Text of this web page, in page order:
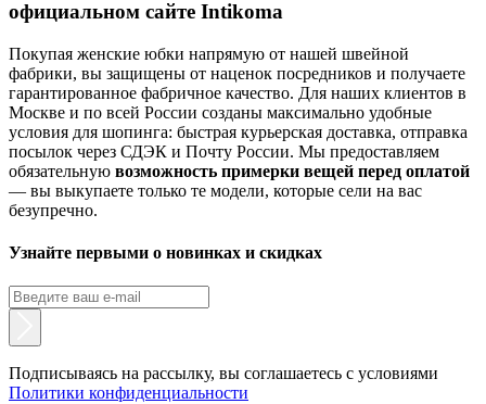
официальном сайте Intikoma
Покупая женские юбки напрямую от нашей швейной
фабрики, вы защищены от наценок посредников и получаете
гарантированное фабричное качество. Для наших клиентов в
Москве и по всей России созданы максимально удобные
условия для шопинга: быстрая курьерская доставка, отправка
посылок через СДЭК и Почту России. Мы предоставляем
обязательную возможность примерки вещей перед оплатой
— вы выкупаете только те модели, которые сели на вас
безупречно.
Узнайте первыми о новинках и скидках
Подписываясь на рассылку, вы соглашаетесь с условиями
Политики конфиденциальности